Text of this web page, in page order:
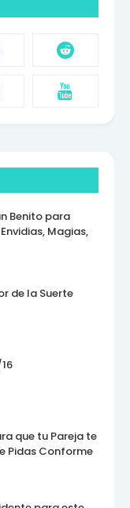
Benito para
Magias,
de la Suerte
que tu Pareja te
Pidas Conforme